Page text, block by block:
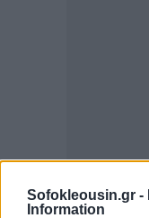
Sofokleousin.gr -
Information